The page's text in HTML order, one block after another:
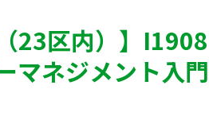
23区内）】
マネジメント入